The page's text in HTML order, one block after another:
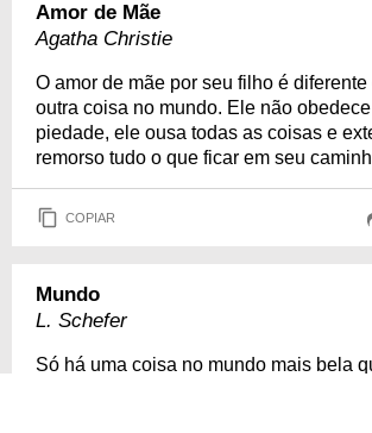
Amor de Mãe
Agatha Christie
O amor de mãe por seu filho é
outra coisa no mundo. Ele não
piedade, ele ousa todas as coisas e
remorso tudo o que ficar em seu
COPIAR
Mundo
L. Schefer
Só há uma coisa no mundo mais bela